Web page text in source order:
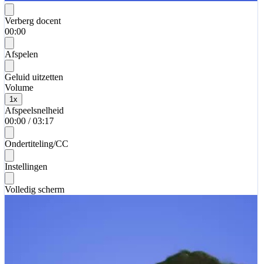
Verberg docent
00:00
Afspelen
Geluid uitzetten
Volume
1x
Afspeelsnelheid
00:00 / 03:17
Ondertiteling/CC
Instellingen
Volledig scherm